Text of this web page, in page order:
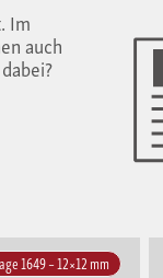
Im
auch
1649 – 12×12 mm